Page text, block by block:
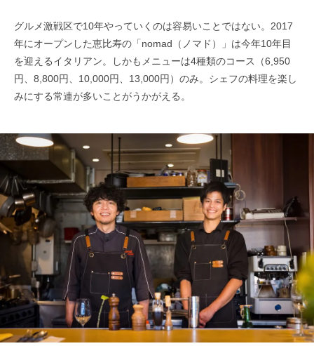
グルメ激戦区で10年やっていくのは容易いことではない。2017
年にオープンした恵比寿の「nomad（ノマド）」は今年10年目
を迎えるイタリアン。しかもメニューは4種類のコース（6,950
円、8,800円、10,000円、13,000円）のみ。シェフの料理を楽し
みにする常連が多いことがうかがえる。